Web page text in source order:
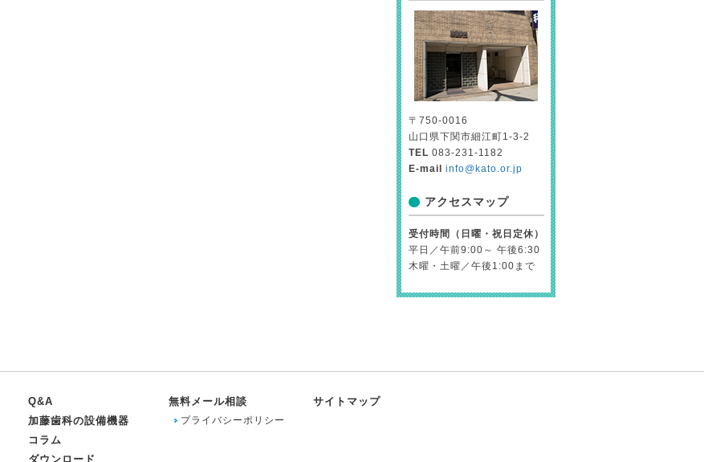
〒750-0016
山口県下関市細江町1-3-2
TEL 083-231-1182
E-mail
info@kato.or.jp
アクセスマップ
受付時間（日曜・祝日定休）
平日／午前9:00～ 午後6:30
木曜・土曜／午後1:00まで
Q&A
加藤歯科の設備機器
コラム
ダウンロード
無料メール相談
プライバシーポリシー
サイトマップ